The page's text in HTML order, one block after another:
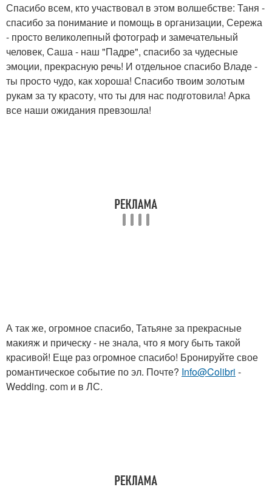
Спасибо всем, кто участвовал в этом волшебстве: Таня -
спасибо за понимание и помощь в организации, Сережа
- просто великолепный фотограф и замечательный
человек, Саша - наш "Падре", спасибо за чудесные
эмоции, прекрасную речь! И отдельное спасибо Владе -
ты просто чудо, как хороша! Спасибо твоим золотым
рукам за ту красоту, что ты для нас подготовила! Арка
все наши ожидания превзошла!
А так же, огромное спасибо, Татьяне за прекрасные
макияж и прическу - не знала, что я могу быть такой
красивой! Еще раз огромное спасибо! Бронируйте свое
романтическое событие по эл. Почте? Info@Colibri -
Wedding. com и в ЛС.